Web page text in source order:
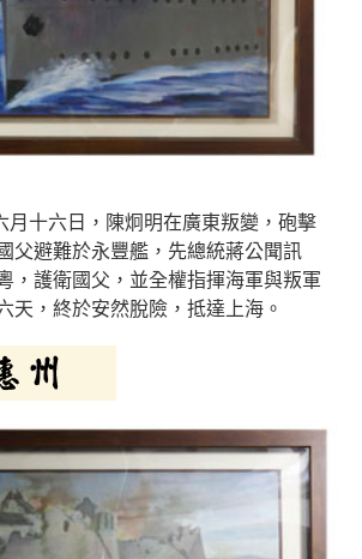
十六日，陳炯明在廣東叛變，砲擊
父避難於永豐艦，先總統蔣公聞訊
，護衛國父，並全權指揮海軍與叛軍
天，終於安然脫險，抵達上海。